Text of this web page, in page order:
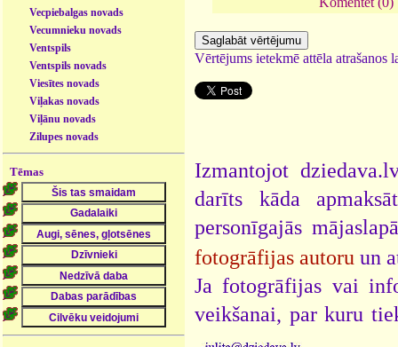
Vecpiebalgas novads
Vecumnieku novads
Ventspils
Ventspils novads
Viesītes novads
Viļakas novads
Viļānu novads
Zilupes novads
Tēmas
Vērtējums ietekmē attēla atrašanos
Izmantojot
darīts kāda
personīgajās
fotogrāfijas autoru un
Ja fotogrāfijas vai
veikšanai, par kuru